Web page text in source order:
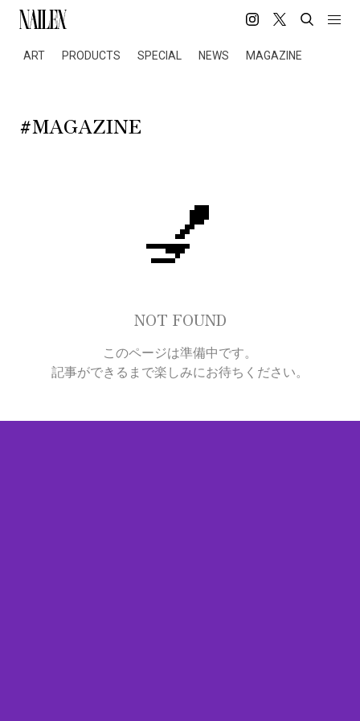
ART PRODUCTS SPECIAL NEWS MAGAZINE
#MAGAZINE
💅
NOT FOUND
このページは準備中です。
記事ができるまで楽しみにお待ちください。